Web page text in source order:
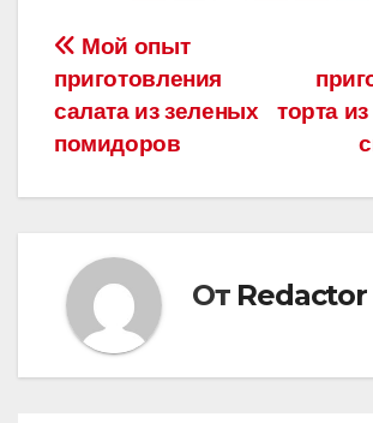
Навигация
по
записям
торта
Мой опыт
приготовления
салата из зеленых
помидоров
От Redactor